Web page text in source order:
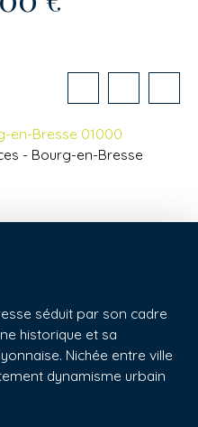
en-Bresse 01000
- Bourg-en-Bresse
séduit par son cadre
historique et sa
Nichée entre ville
dynamisme urbain